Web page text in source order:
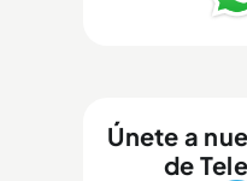
Únete a
de